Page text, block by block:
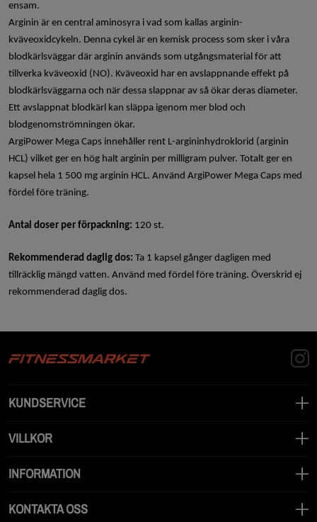
ensam.
Arginin är en central aminosyra i vad som kallas arginin-
kväveoxidcykeln. Denna cykel är en kemisk process som sker i våra
blodkärlsväggar där arginin används som utgångsmaterial för att
tillverka kväveoxid (NO). Kväveoxid har en avslappnande effekt på
blodkärlsväggarna och när dessa slappnar av så ökar deras diameter.
Ett avslappnat blodkärl kan släppa igenom mer blod och
blodgenomströmningen ökar.
ArgiPower Mega Caps innehåller rent L-argininhydroklorid (arginin
HCL) vilket ger en hög halt arginin per milligram pulver. Totalt ger en
kapsel hela 1 500 mg arginin HCL. Använd ArgiPower Mega Caps med
fördel före träning.
Antal doser per förpackning: 120 st.
Rekommenderad daglig dos: Ta 1 kapsel gånger dagligen med
tillräcklig mängd vatten. Använd med fördel före träning. Överskrid ej
rekommenderad daglig dos.
KUNDSERVICE
VILLKOR
INFORMATION
KONTAKTA OSS